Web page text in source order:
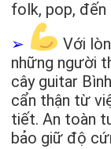
folk, pop, đến
➢
Với
những người
cây guitar
cẩn thận từ
tiết. An toàn
bảo giữ độ